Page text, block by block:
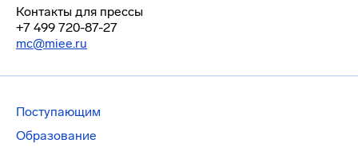
Контакты для прессы
+7 499 720-87-27
mc@miee.ru
Поступающим
Образование